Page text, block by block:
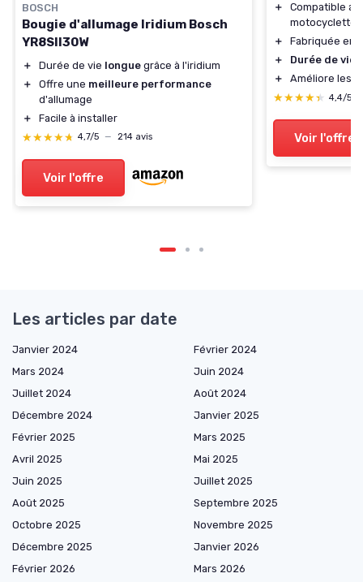
BOSCH
Bougie d'allumage Iridium Bosch
YR8SII30W
＋ Durée de vie longue grâce à l'iridium
＋
Offre une meilleure performance
d'allumage
＋
Facile à installer
★★★★★
★★★★★ 4,7/5 — 214 avis
Voir l'offre
＋
Compatible
motocyclettes
＋
Fabriquée en
＋
Durée de vie
＋
Améliore les
★★★★★
★★★★★ 4,4/5
Voir l'offre
Les articles par date
Janvier 2024
Février 2024
Mars 2024
Juin 2024
Juillet 2024
Août 2024
Décembre 2024
Janvier 2025
Février 2025
Mars 2025
Avril 2025
Mai 2025
Juin 2025
Juillet 2025
Août 2025
Septembre 2025
Octobre 2025
Novembre 2025
Décembre 2025
Janvier 2026
Février 2026
Mars 2026